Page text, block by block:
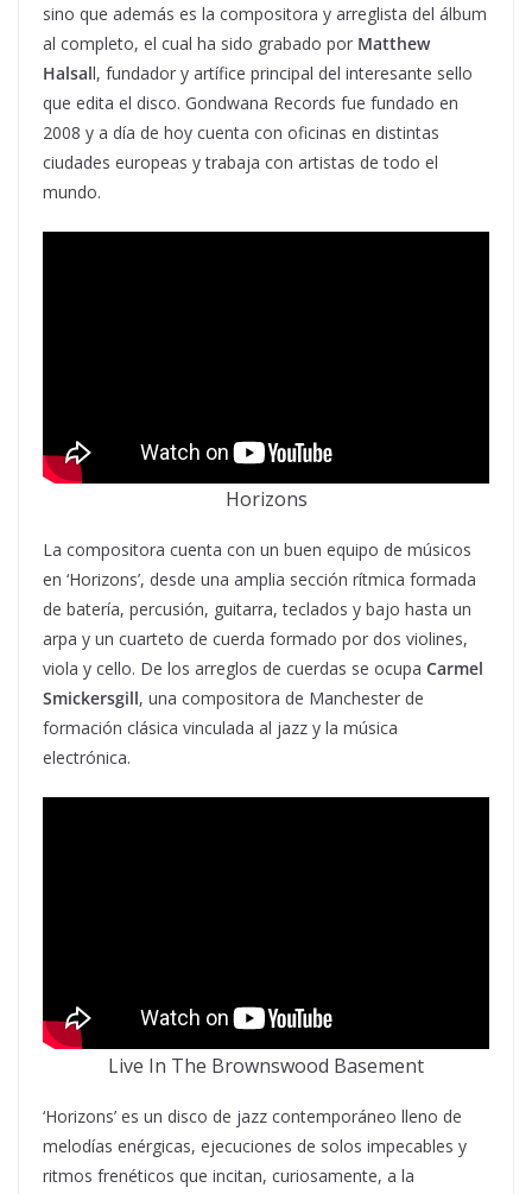
sino que además es la compositora y arreglista del álbum
al completo, el cual ha sido grabado por Matthew
Halsall, fundador y artífice principal del interesante sello
que edita el disco. Gondwana Records fue fundado en
2008 y a día de hoy cuenta con oficinas en distintas
ciudades europeas y trabaja con artistas de todo el
mundo.
Horizons
La compositora cuenta con un buen equipo de músicos
en ‘Horizons’, desde una amplia sección rítmica formada
de batería, percusión, guitarra, teclados y bajo hasta un
arpa y un cuarteto de cuerda formado por dos violines,
viola y cello. De los arreglos de cuerdas se ocupa Carmel
Smickersgill, una compositora de Manchester de
formación clásica vinculada al jazz y la música
electrónica.
Live In The Brownswood Basement
‘Horizons’ es un disco de jazz contemporáneo lleno de
melodías enérgicas, ejecuciones de solos impecables y
ritmos frenéticos que incitan, curiosamente, a la